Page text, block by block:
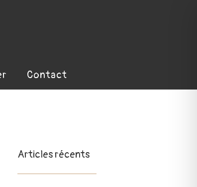
Contact
Articles récents